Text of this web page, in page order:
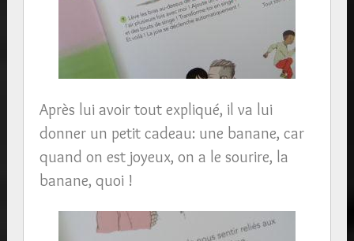
Après lui avoir tout expliqué, il va lui
donner un petit cadeau: une banane, car
quand on est joyeux, on a le sourire, la
banane, quoi !